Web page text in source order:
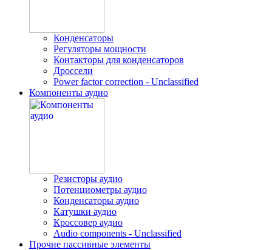
Конденсаторы
Регуляторы мощности
Контакторы для конденсаторов
Дроссели
Power factor correction - Unclassified
Компоненты аудио
Резисторы аудио
Потенциометры аудио
Конденсаторы аудио
Катушки аудио
Кроссовер аудио
Audio components - Unclassified
Прочие пассивные элементы